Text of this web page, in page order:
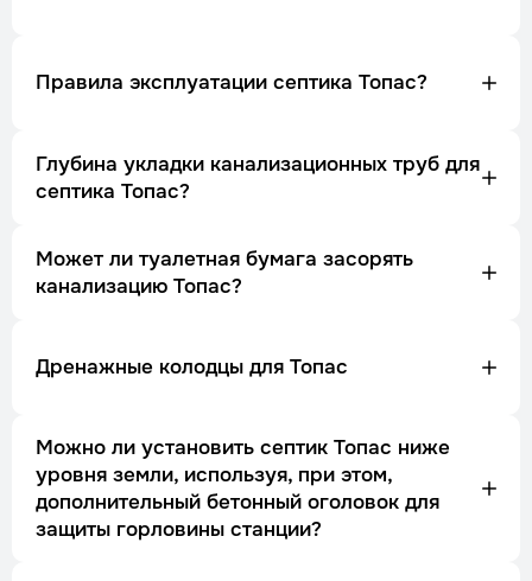
Правила эксплуатации септика Топас?
Глубина укладки канализационных труб для
септика Топас?
Может ли туалетная бумага засорять
канализацию Топас?
Дренажные колодцы для Топас
Можно ли установить септик Топас ниже
уровня земли, используя, при этом,
дополнительный бетонный оголовок для
защиты горловины станции?